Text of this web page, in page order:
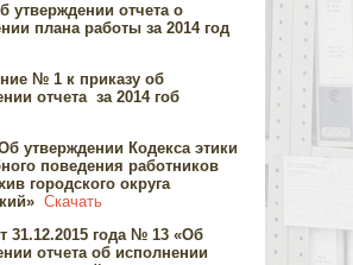
утверждении отчета о
плана работы за 2014 год
№ 1 к приказу об
отчета за 2014 гоб
утверждении Кодекса этики
поведения работников
городского округа
Скачать
31.12.2015 года № 13 «Об
отчета об исполнении